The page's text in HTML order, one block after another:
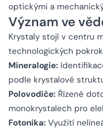
optickými a
Význam ve
Krystaly stojí v centru
technologických
Mineralogie:
podle krystalové
Polovodiče: Řízené
monokrystalech pro
Fotonika: Využití